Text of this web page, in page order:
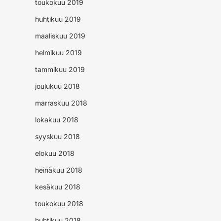
toukokuu 2019
huhtikuu 2019
maaliskuu 2019
helmikuu 2019
tammikuu 2019
joulukuu 2018
marraskuu 2018
lokakuu 2018
syyskuu 2018
elokuu 2018
heinäkuu 2018
kesäkuu 2018
toukokuu 2018